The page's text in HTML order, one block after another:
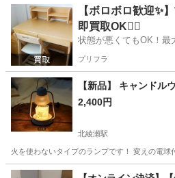
東京 八王子市 京王堀之内駅 キッ
【ボロボロ歓迎✨
即買取OK🙆‍♀️
状態が悪くてもOK！最
プリフラ
【新品】 キャンドル
2,400円
北綾瀬駅
火を使わないタイプのランプです！ 変えの電
東京 足立区 北綾瀬駅 季節、空調